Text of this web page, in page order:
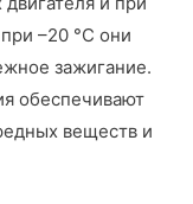
–20 °C они
зажигание.
обеспечивают
веществ и